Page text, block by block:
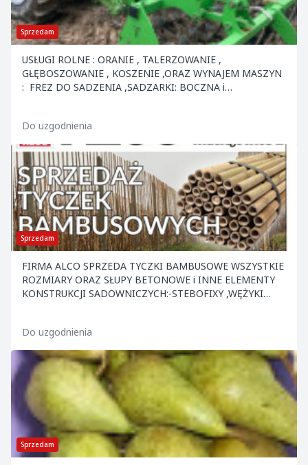
Sprzedam
USŁUGI ROLNE : ORANIE , TALERZOWANIE ,
GŁĘBOSZOWANIE , KOSZENIE ,ORAZ WYNAJEM MASZYN
: FREZ DO SADZENIA ,SADZARKI: BOCZNA i
Do uzgodnienia
Sprzedam
FIRMA ALCO SPRZEDA TYCZKI BAMBUSOWE WSZYSTKIE
ROZMIARY ORAZ SŁUPY BETONOWE i INNE ELEMENTY
KONSTRUKCJI SADOWNICZYCH:-STEBOFIXY ,WĘŻYKI
Do uzgodnienia
Sprzedam